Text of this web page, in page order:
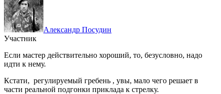
Александр Посудин
Участник
Если мастер действительно хороший, то, безусловно, надо
идти к нему.
Кстати, регулируемый гребень , увы, мало чего решает в
части реальной подгонки приклада к стрелку.